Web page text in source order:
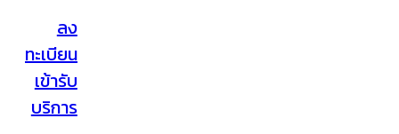
ลง
ทะเบียน
เข้ารับ
บริการ